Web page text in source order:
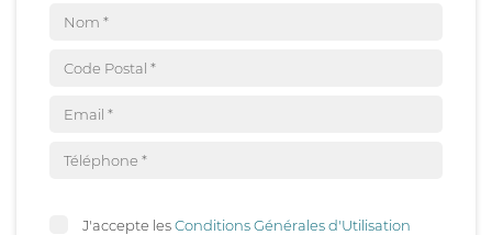
J'accepte lesConditions Générales d'Utilisation